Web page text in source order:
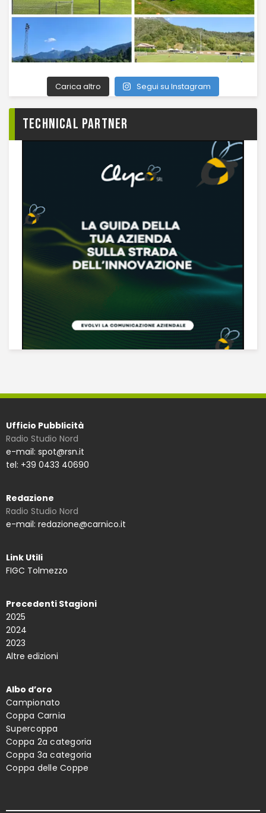
Carica altro Segui su Instagram
TECHNICAL PARTNER
Ufficio Pubblicità
Radio Studio Nord
e-mail: spot@rsn.it
tel: +39 0433 40690
Redazione
Radio Studio Nord
e-mail: redazione@carnico.it
Link Utili
FIGC Tolmezzo
Precedenti Stagioni
2025
2024
2023
Altre edizioni
Albo d’oro
Campionato
Coppa Carnia
Supercoppa
Coppa 2a categoria
Coppa 3a categoria
Coppa delle Coppe